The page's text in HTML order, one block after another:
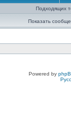
Подходящих
Показать
Powered by